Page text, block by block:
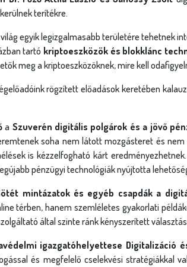
kerülnek terítékre.
egyik legizgalmasabb területére tehetnek
tartó kriptoeszközök és blokklánc
meg a kriptoeszközöknek, mire kell
rögzített előadások keretében
a Szuverén digitális polgárok és a jövő
soha nem látott mozgásteret és
is kézzelfogható kárt
pénzügyi technológiák nyújtotta
mintázatok és egyéb csapdák a
térben, hanem szemléletes gyakorlati
által szinte ránk kényszerített
igazgatóhelyettese Digitalizáció
és megfelelő cselekvési stratégiákkal